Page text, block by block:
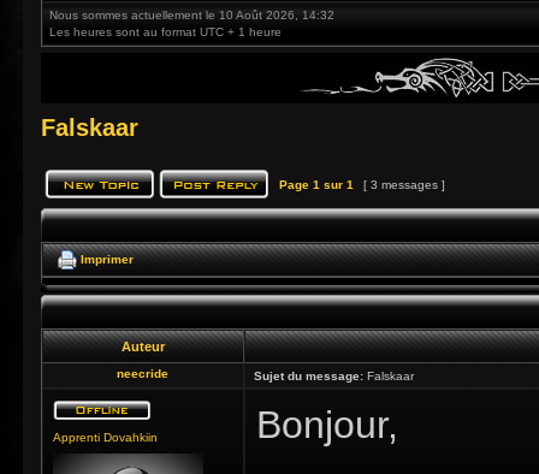
Nous sommes actuellement le 10 Août 2026, 14:32
Les heures sont au format UTC + 1 heure
Falskaar
Page 1 sur 1 [ 3 messages ]
Imprimer
Auteur
neecride Sujet du message: Falskaar
Apprenti Dovahkiin Bonjour,